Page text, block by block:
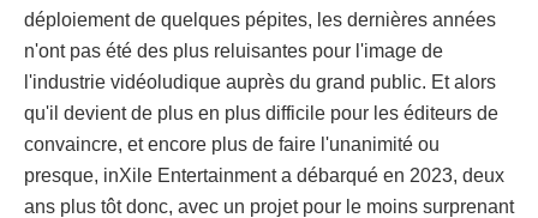
déploiement de quelques pépites, les dernières années
n'ont pas été des plus reluisantes pour l'image de
l'industrie vidéoludique auprès du grand public. Et alors
qu'il devient de plus en plus difficile pour les éditeurs de
convaincre, et encore plus de faire l'unanimité ou
presque, inXile Entertainment a débarqué en 2023, deux
ans plus tôt donc, avec un projet pour le moins surprenant